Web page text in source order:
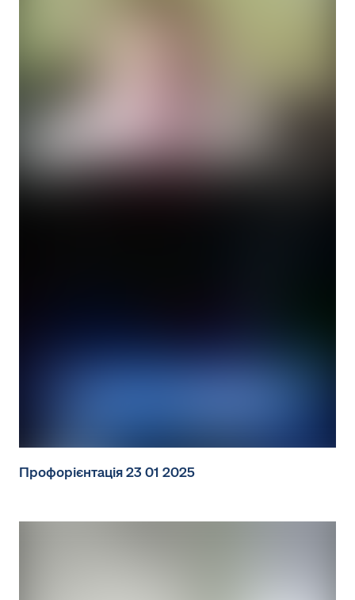
Профорієнтація 23 01 2025